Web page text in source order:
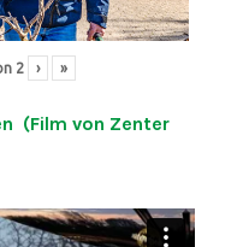
2 › »
(Film von Zenter